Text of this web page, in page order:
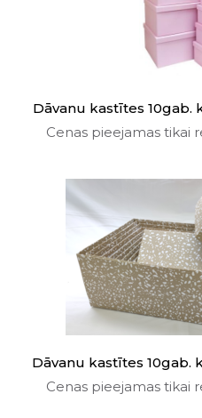
Dāvanu kastītes 10gab.
Cenas pieejamas tikai
Dāvanu kastītes 10gab.
Cenas pieejamas tikai